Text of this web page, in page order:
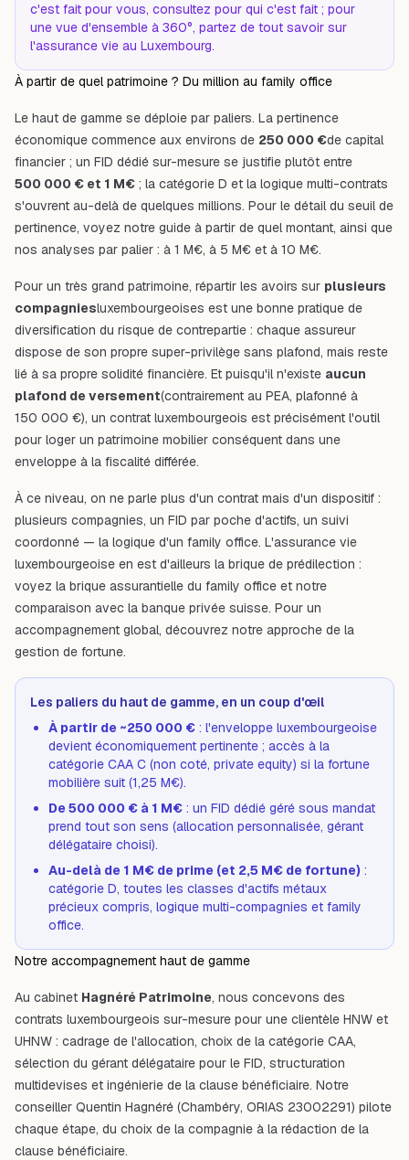
c'est fait pour vous, consultez pour qui c'est fait ; pour
une vue d'ensemble à 360°, partez de tout savoir sur
l'assurance vie au Luxembourg.
À partir de quel patrimoine ? Du million au family office
Le haut de gamme se déploie par paliers. La pertinence
économique commence aux environs de 250 000 €de capital
financier ; un FID dédié sur-mesure se justifie plutôt entre
500 000 € et 1 M€ ; la catégorie D et la logique multi-contrats
s'ouvrent au-delà de quelques millions. Pour le détail du seuil de
pertinence, voyez notre guide à partir de quel montant, ainsi que
nos analyses par palier : à 1 M€, à 5 M€ et à 10 M€.
Pour un très grand patrimoine, répartir les avoirs sur plusieurs
compagniesluxembourgeoises est une bonne pratique de
diversification du risque de contrepartie : chaque assureur
dispose de son propre super-privilège sans plafond, mais reste
lié à sa propre solidité financière. Et puisqu'il n'existe aucun
plafond de versement(contrairement au PEA, plafonné à
150 000 €), un contrat luxembourgeois est précisément l'outil
pour loger un patrimoine mobilier conséquent dans une
enveloppe à la fiscalité différée.
À ce niveau, on ne parle plus d'un contrat mais d'un dispositif :
plusieurs compagnies, un FID par poche d'actifs, un suivi
coordonné — la logique d'un family office. L'assurance vie
luxembourgeoise en est d'ailleurs la brique de prédilection :
voyez la brique assurantielle du family office et notre
comparaison avec la banque privée suisse. Pour un
accompagnement global, découvrez notre approche de la
gestion de fortune.
Les paliers du haut de gamme, en un coup d'œil
À partir de ~250 000 € : l'enveloppe luxembourgeoise
devient économiquement pertinente ; accès à la
catégorie CAA C (non coté, private equity) si la fortune
mobilière suit (1,25 M€).
De 500 000 € à 1 M€ : un FID dédié géré sous mandat
prend tout son sens (allocation personnalisée, gérant
délégataire choisi).
Au-delà de 1 M€ de prime (et 2,5 M€ de fortune) :
catégorie D, toutes les classes d'actifs métaux
précieux compris, logique multi-compagnies et family
office.
Notre accompagnement haut de gamme
Au cabinet Hagnéré Patrimoine, nous concevons des
contrats luxembourgeois sur-mesure pour une clientèle HNW et
UHNW : cadrage de l'allocation, choix de la catégorie CAA,
sélection du gérant délégataire pour le FID, structuration
multidevises et ingénierie de la clause bénéficiaire. Notre
conseiller Quentin Hagnéré (Chambéry, ORIAS 23002291) pilote
chaque étape, du choix de la compagnie à la rédaction de la
clause bénéficiaire.